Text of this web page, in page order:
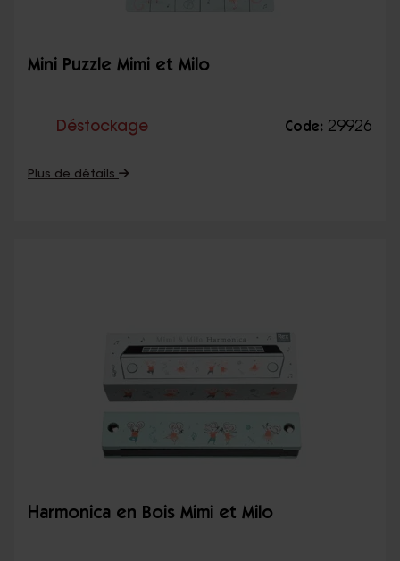
Mini Puzzle Mimi et Milo
Déstockage Code: 29926
Plus de détails
Harmonica en Bois Mimi et Milo